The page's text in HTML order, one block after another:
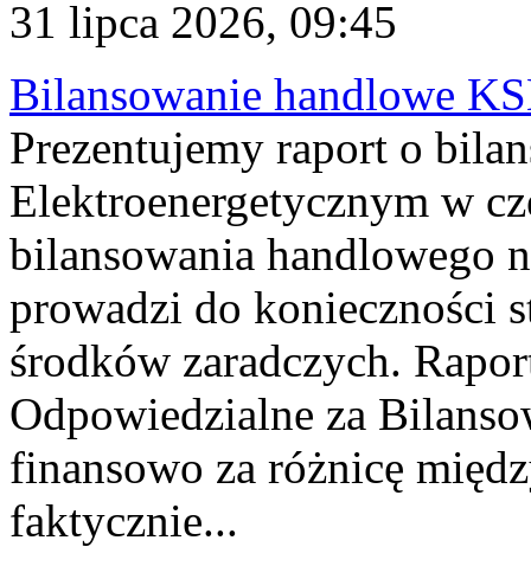
31 lipca 2026, 09:45
Bilansowanie handlowe
Prezentujemy raport o
Elektroenergetycznym w
bilansowania handlowego
prowadzi do konieczności
środków zaradczych.
Odpowiedzialne za
finansowo za różnicę
faktycznie...